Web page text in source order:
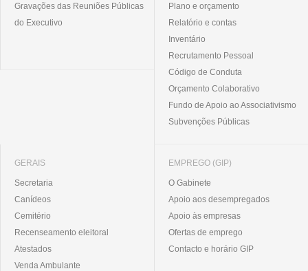
Gravações das Reuniões Públicas
do Executivo
Plano e orçamento
Relatório e contas
Inventário
Recrutamento Pessoal
Código de Conduta
Orçamento Colaborativo
Fundo de Apoio ao Associativismo
Subvenções Públicas
GERAIS
Secretaria
Canídeos
Cemitério
Recenseamento eleitoral
Atestados
Venda Ambulante
EMPREGO (GIP)
O Gabinete
Apoio aos desempregados
Apoio às empresas
Ofertas de emprego
Contacto e horário GIP